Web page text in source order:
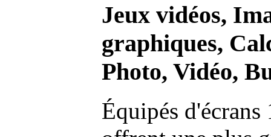
Jeux vidéos,
graphiques,
Photo, Vidéo,
Équipés